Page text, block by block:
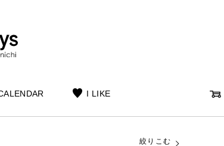
I LIKE
絞りこむ